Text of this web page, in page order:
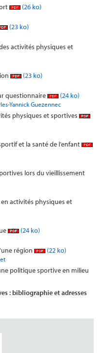
(26 ko)
(23 ko)
activités physiques et
(23 ko)
questionnaire (24 ko)
Yannick Guezennec
physiques et sportives
et la santé de l’enfant
lors du vieillissement
activités physiques et
(24 ko)
région (22 ko)
politique sportive en milieu
: bibliographie et adresses